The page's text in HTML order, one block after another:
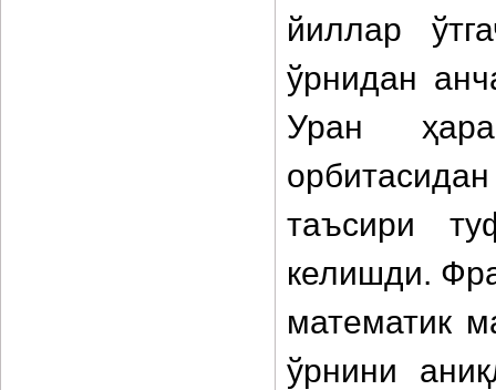
йиллар
ўрнидан
Уран
таъсири
келишди.
математик
ўрнини